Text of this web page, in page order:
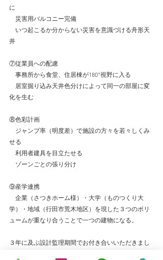
に
災害用バルコニー完備
いつ起こるか分からない災害を意識づける舟形天
井
⑦従業員への配慮
事務所から食堂、住居棟が180°視野に入る
居室掘り込み天井色分けによって同一の部屋に変
化を生む
⑧色彩計画
ジャンプ率（明度差）で施設の方々を若々しくみ
せる
利用者建具を目立たせる
ゾーンごとの張り分け
⑨産学連携
企業（さつきホーム様）・大学（ものつくり大
学）・地域（行田市荒木地区）を現した３つのボリ
ュームが重なり合うことで一つの建物になる。
３年に及ぶ設計監理期間でお付き合いいただきまし